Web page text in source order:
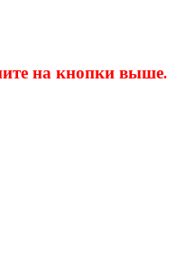
на кнопки выше.